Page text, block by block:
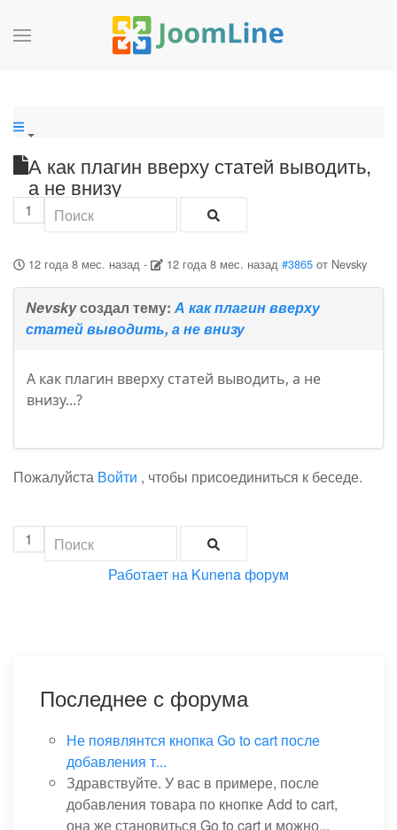
А как плагин вверху статей выводить,
а не внизу
1
12 года 8 мес. назад- 12 года 8 мес. назад #3865 от Nevsky
Nevskyсоздал тему: А как плагин вверху
статей выводить, а не внизу
А как плагин вверху статей выводить, а не
внизу...?
Пожалуйста Войти , чтобы присоединиться к беседе.
1
Работает на Kunena форум
Последнее с форума
Не появлянтся кнопка Go to cart после
добавления т...
Здравствуйте. У вас в примере, после
добавления товара по кнопке Add to cart,
она же становиться Go to cart и можно...